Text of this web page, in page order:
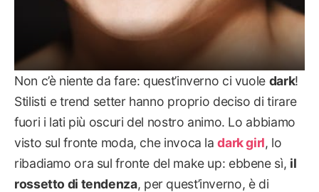
Non c’è niente da fare: quest’inverno ci vuole dark!
Stilisti e trend setter hanno proprio deciso di tirare
fuori i lati più oscuri del nostro animo. Lo abbiamo
visto sul fronte moda, che invoca ladark girl, lo
ribadiamo ora sul fronte del make up: ebbene sì, il
rossetto di tendenza, per quest’inverno, è di